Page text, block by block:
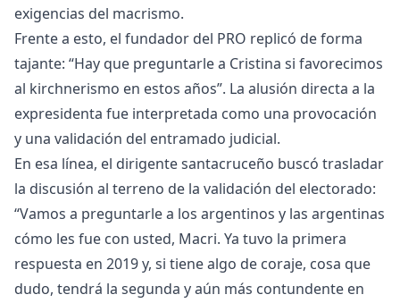
exigencias del macrismo.
Frente a esto, el fundador del PRO replicó de forma
tajante: “Hay que preguntarle a Cristina si favorecimos
al kirchnerismo en estos años”. La alusión directa a la
expresidenta fue interpretada como una provocación
y una validación del entramado judicial.
En esa línea, el dirigente santacruceño buscó trasladar
la discusión al terreno de la validación del electorado:
“Vamos a preguntarle a los argentinos y las argentinas
cómo les fue con usted, Macri. Ya tuvo la primera
respuesta en 2019 y, si tiene algo de coraje, cosa que
dudo, tendrá la segunda y aún más contundente en